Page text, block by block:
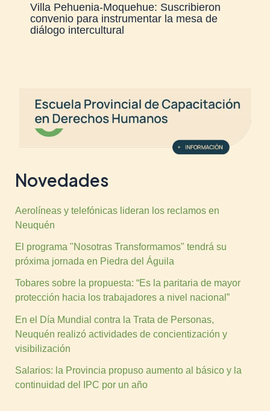
Villa Pehuenia-Moquehue: Suscribieron
convenio para instrumentar la mesa de
diálogo intercultural
Novedades
Aerolíneas y telefónicas lideran los reclamos en
Neuquén
El programa "Nosotras Transformamos" tendrá su
próxima jornada en Piedra del Águila
Tobares sobre la propuesta: “Es la paritaria de mayor
protección hacia los trabajadores a nivel nacional”
En el Día Mundial contra la Trata de Personas,
Neuquén realizó actividades de concientización y
visibilización
Salarios: la Provincia propuso aumento al básico y la
continuidad del IPC por un año